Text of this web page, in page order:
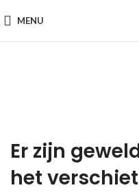
MENU
Er zijn
het verschiet